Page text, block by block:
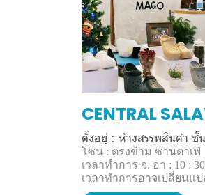
CENTRAL
ตั้งอยู่ : ห้างสรรพสินค้า ชั้
โซน : ตรงข้าม ซานตาเฟ่
เวลาทำการ จ. อา : 10 :
เวลาทำการอาจเปลี่ยน